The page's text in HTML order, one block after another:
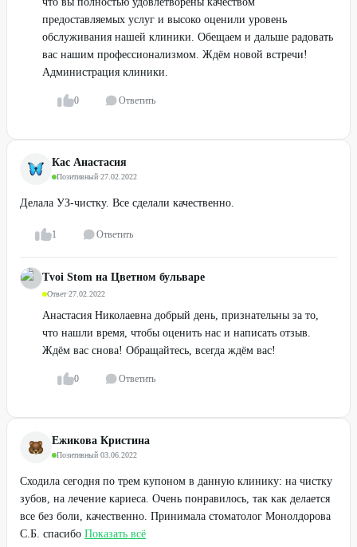
предоставляемых услуг и высоко оценили уровень
обслуживания нашей клиники. Обещаем и дальше радовать
вас нашим профессионализмом. Ждём новой встречи!
Администрация клиники.
0 Ответить
Кас Анастасия
Позитивный·27.02.2022
Делала УЗ-чистку. Все сделали качественно.
1 Ответить
Tvoi Stom на Цветном бульваре
Ответ·27.02.2022
Анастасия Николаевна добрый день, признательны за то,
что нашли время, чтобы оценить нас и написать отзыв.
Ждём вас снова! Обращайтесь, всегда ждём вас!
0 Ответить
Ежикова Кристина
Позитивный·03.06.2022
Сходила сегодня по трем купоном в данную клинику: на чистку
зубов, на лечение кариеса. Очень понравилось, так как делается
все без боли, качественно. Принимала стоматолог Монолдорова
С.Б. спасибо Показать всё